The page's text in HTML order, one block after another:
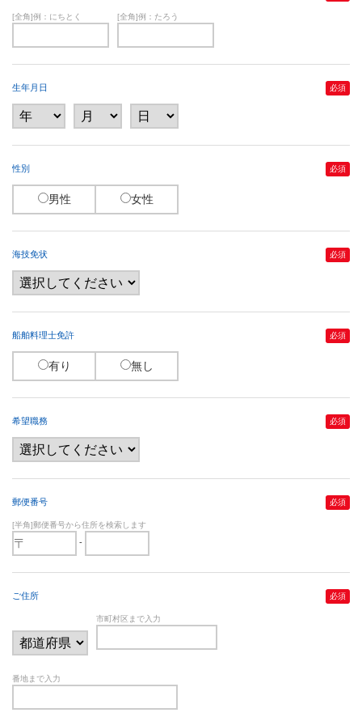
[全角]例：にちとく [全角]例：たろう
必須
生年月日
必須
性別
男性 女性
必須
海技免状
必須
船舶料理士免許
有り 無し
必須
希望職務
必須
郵便番号
[半角]郵便番号から住所を検索します
-
必須
ご住所
市町村区まで入力
番地まで入力